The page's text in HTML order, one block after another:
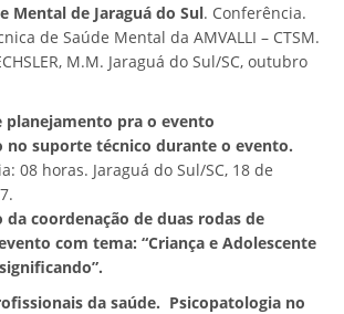
Mental de Jaraguá do Sul. Conferência.
de Saúde Mental da AMVALLI – CTSM.
M.M. Jaraguá do Sul/SC, outubro
planejamento pra o evento
no suporte técnico durante o evento.
08 horas. Jaraguá do Sul/SC, 18 de
da coordenação de duas rodas de
com tema: “Criança e Adolescente
da saúde. Psicopatologia no